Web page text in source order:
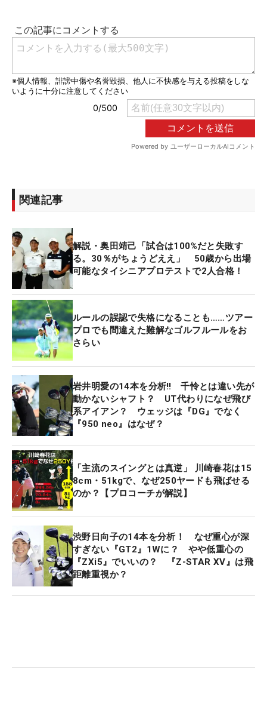
関連記事
解説・奥田靖己「試合は100%だと失敗す
る。30％がちょうどええ」 50歳から出場
可能なタイシニアプロテストで2人合格！
ルールの誤認で失格になることも……ツアー
プロでも間違えた難解なゴルフルールをお
さらい
岩井明愛の14本を分析‼ 千怜とは違い先が
動かないシャフト？ UT代わりになぜ飛び
系アイアン？ ウェッジは『DG』でなく
『950 neo』はなぜ？
「主流のスイングとは真逆」 川崎春花は15
8cm・51kgで、なぜ250ヤードも飛ばせる
のか？【プロコーチが解説】
渋野日向子の14本を分析！ なぜ重心が深
すぎない『GT2』1Wに？ やや低重心の
『ZXi5』でいいの？ 『Z-STAR XV』は飛
距離重視か？